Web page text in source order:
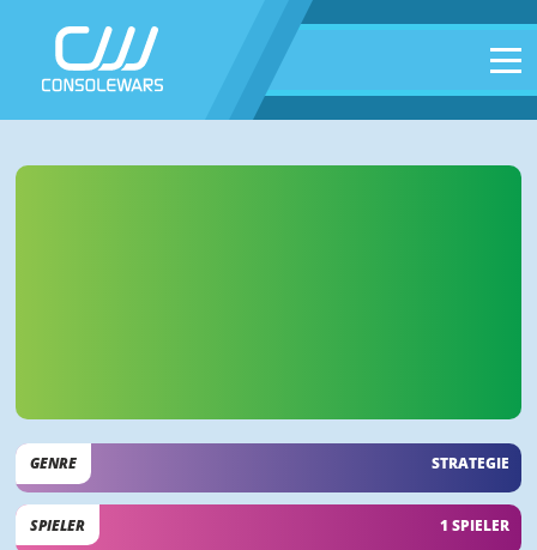
GENRE STRATEGIE
SPIELER 1 SPIELER